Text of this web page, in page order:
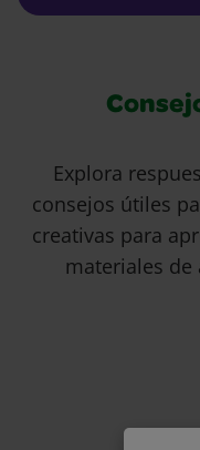
Explora
consejos útiles
creativas para
materiales de